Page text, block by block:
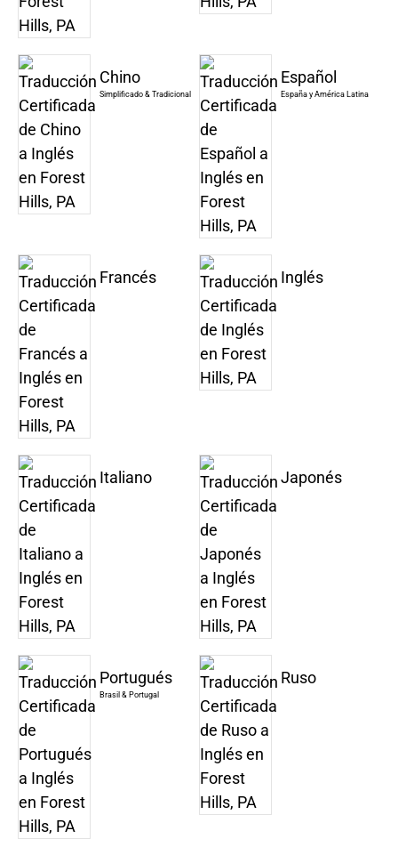
Chino
Simplificado & Tradicional
Español
España y América Latina
Francés Inglés
Italiano Japonés
Portugués
Brasil & Portugal
Ruso